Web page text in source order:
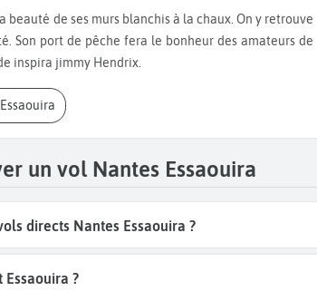
Son port de pêche fera le bonheur des amateurs de
inspira jimmy Hendrix.
un vol Nantes Essaouira
directs Nantes Essaouira ?
?